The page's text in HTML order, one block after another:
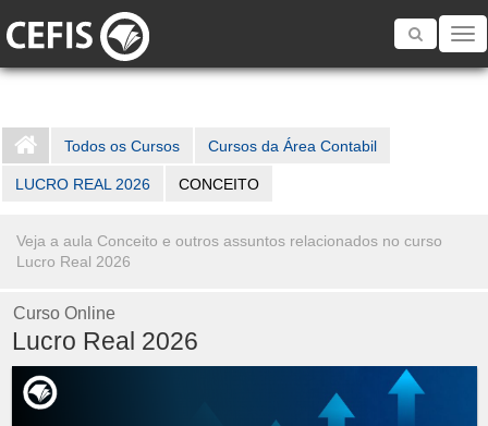
Toggle
Todos os Cursos Cursos da Área Contabil
LUCRO REAL 2026 CONCEITO
Veja a aula Conceito e outros assuntos relacionados no curso
Lucro Real 2026
Curso Online
Lucro Real 2026